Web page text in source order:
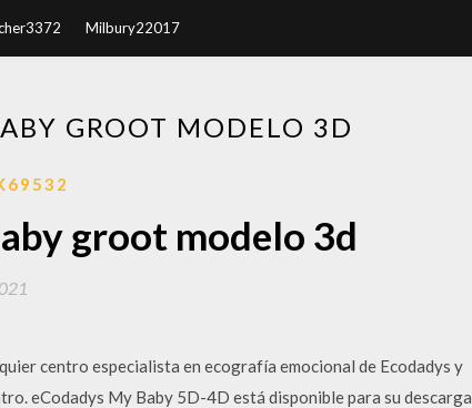
Milbury22017
GROOT MODELO 3D
groot modelo 3d
centro especialista en ecografía emocional de Ecodadys y
eCodadys My Baby 5D-4D está disponible para su descarga